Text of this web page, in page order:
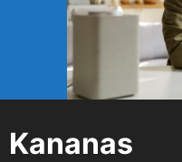
Kananas